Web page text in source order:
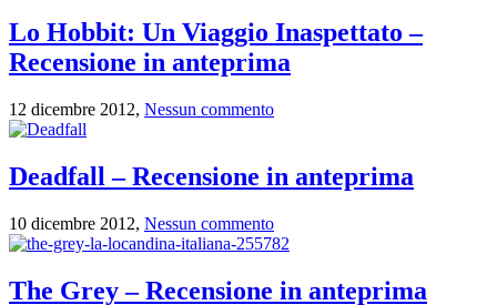
Lo Hobbit: Un Viaggio Inaspettato –
Recensione in anteprima
12 dicembre 2012, Nessun commento
Deadfall – Recensione in anteprima
10 dicembre 2012, Nessun commento
The Grey – Recensione in anteprima